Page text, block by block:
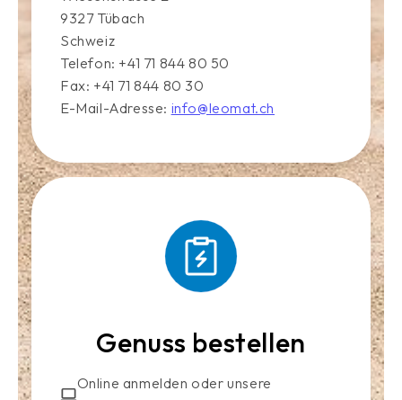
9327 Tübach
Schweiz
Telefon: +41 71 844 80 50
Fax: +41 71 844 80 30
E-Mail-Adresse: info@leomat.ch
Genuss bestellen
Online anmelden oder unsere